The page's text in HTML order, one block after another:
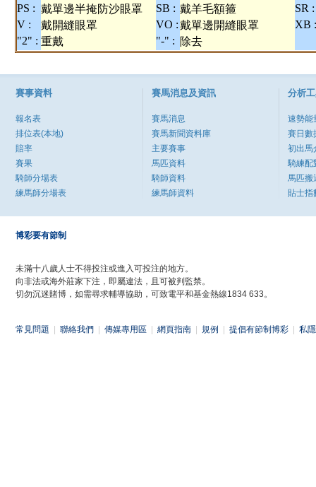
PS : 戴單邊半掩防沙眼罩 SB : 戴羊毛額箍
SR :
V :
戴開縫眼罩 VO :戴單邊開縫眼罩
XB :
"2" : 重戴 "-" : 除去
賽事資料
報名表
排位表(本地)
賠率
賽果
騎師分場表
練馬師分場表
賽馬消息及資訊
賽馬消息
賽馬新聞資料庫
主要賽事
馬匹資料
騎師資料
練馬師資料
分析
速勢能
賽日數
初出馬
騎練配
馬匹搬
貼士指
博彩要有節制
未滿十八歲人士不得投注或進入可投注的地方。
向非法或海外莊家下注，即屬違法，且可被判監禁。
切勿沉迷賭博，如需尋求輔導協助，可致電平和基金熱線1834 633。
常見問題 聯絡我們 傳媒專用區 網頁指南 規例 提倡有節制博彩 私